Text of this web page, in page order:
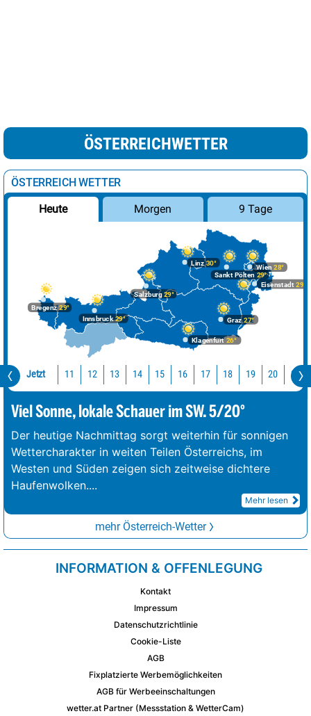
ÖSTERREICHWETTER
ÖSTERREICH WETTER
Heute Morgen 9 Tage
Bregenz29°
Graz27°
Innsbruck29°
Klagenfurt 26°
Linz30°
Salzburg29°
Wien 28°
Eisenstadt 29°
Sankt Pölten 29°
Jetzt 11 12 13 14 15 16 17 18 19 20 21
Viel Sonne, lokale Schauer im SW. 5/20°
Der heutige Nachmittag sorgt weiterhin für sonnigen
Wettercharakter in weiten Teilen Österreichs, im
Westen und Süden zeigen sich zeitweise dichtere
Haufenwolken....
Mehr lesen
mehr Österreich-Wetter
INFORMATION & OFFENLEGUNG
Kontakt
Impressum
Datenschutzrichtlinie
Cookie-Liste
AGB
Fixplatzierte Werbemöglichkeiten
AGB für Werbeeinschaltungen
wetter.at Partner (Messstation & WetterCam)